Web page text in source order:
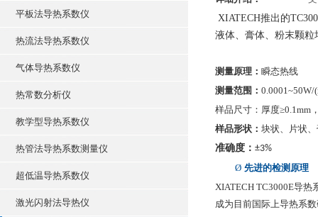
平板法导热系数仪
热流法导热系数仪
气体导热系数仪
热常数分析仪
教学型导热系数仪
热管法导热系数测量仪
超低温导热系数仪
激光闪射法导热仪
XIATECH推出的
液体、膏体、粉末颗
测量原理： 瞬态热线
测量范围： 0.0001~50W/
样品尺寸：厚度≥0.1mm
样品形状： 块状、片状
准确度： ±3%
Ø 先进的检测原理
XIATECH TC3000E导热
成为目前国际上导热系